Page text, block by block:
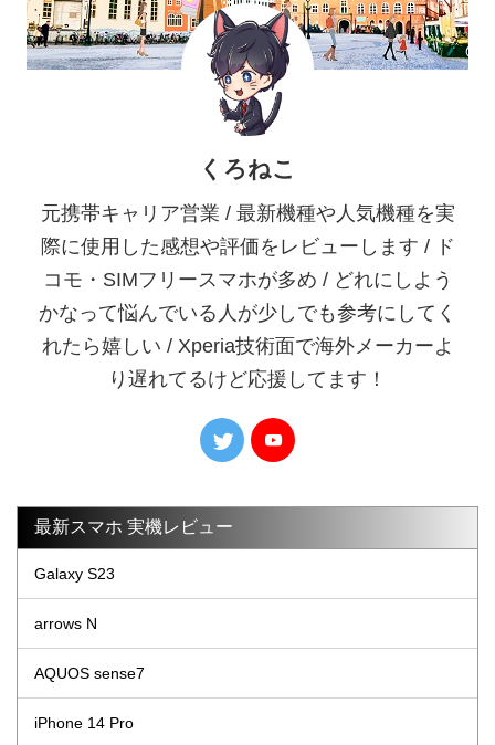
くろねこ
元携帯キャリア営業 / 最新機種や人気機種を実
際に使用した感想や評価をレビューします / ド
コモ・SIMフリースマホが多め / どれにしよう
かなって悩んでいる人が少しでも参考にしてく
れたら嬉しい / Xperia技術面で海外メーカーよ
り遅れてるけど応援してます！
最新スマホ 実機レビュー
Galaxy S23
arrows N
AQUOS sense7
iPhone 14 Pro